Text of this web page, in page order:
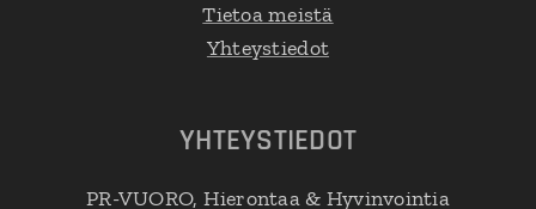
Tietoa meistä
Yhteystiedot
YHTEYSTIEDOT
PR-VUORO, Hierontaa & Hyvinvointia